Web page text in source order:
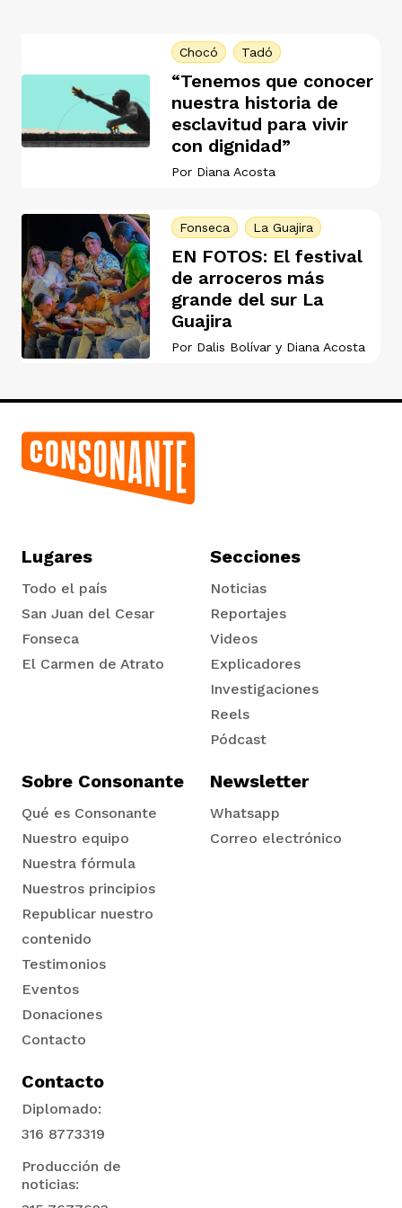
Chocó Tadó
“Tenemos que conocer
nuestra historia de
esclavitud para vivir
con dignidad”
Por Diana Acosta
Fonseca La Guajira
EN FOTOS: El festival
de arroceros más
grande del sur La
Guajira
Por Dalis Bolívar y Diana Acosta
Lugares
Todo el país
San Juan del Cesar
Fonseca
El Carmen de Atrato
Secciones
Noticias
Reportajes
Videos
Explicadores
Investigaciones
Reels
Pódcast
Sobre Consonante
Qué es Consonante
Nuestro equipo
Nuestra fórmula
Nuestros principios
Republicar nuestro
contenido
Testimonios
Eventos
Donaciones
Contacto
Newsletter
Whatsapp
Correo electrónico
Contacto
Diplomado:
316 8773319
Producción de
noticias:
Codazzi
de Atrato
del Cesar
Consonante
fórmula
principios
de estilo
equipo
periodistas locales